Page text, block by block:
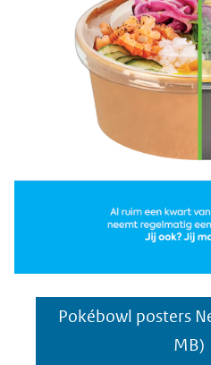
Pokébowl posters
MB)